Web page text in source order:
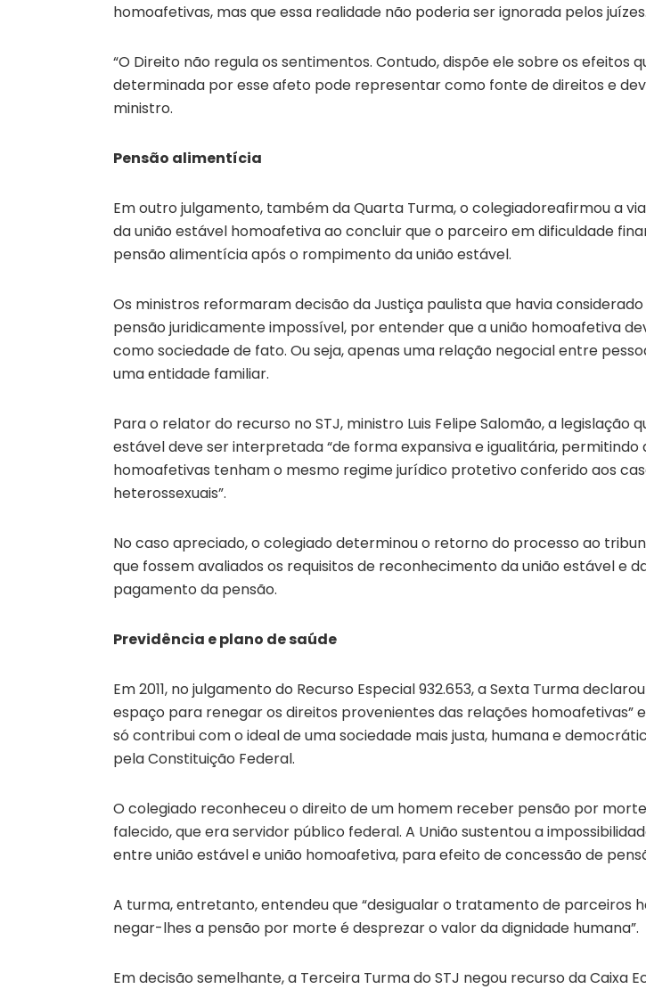
homoafetivas, mas que essa realidade não poderia ser ignorada pelos juízes.
“O Direito não regula os sentimentos. Contudo, dispõe ele sobre os efeitos
determinada por esse afeto pode representar como fonte de direitos e
ministro.
Pensão alimentícia
Em outro julgamento, também da Quarta Turma, o colegiadoreafirmou a
da união estável homoafetiva ao concluir que o parceiro em dificuldade
pensão alimentícia após o rompimento da união estável.
Os ministros reformaram decisão da Justiça paulista que havia
pensão juridicamente impossível, por entender que a união homoafetiva
como sociedade de fato. Ou seja, apenas uma relação negocial entre
uma entidade familiar.
Para o relator do recurso no STJ, ministro Luis Felipe Salomão, a legislação
estável deve ser interpretada “de forma expansiva e igualitária, permitindo
homoafetivas tenham o mesmo regime jurídico protetivo conferido aos
heterossexuais”.
No caso apreciado, o colegiado determinou o retorno do processo ao
que fossem avaliados os requisitos de reconhecimento da união estável e
pagamento da pensão.
Previdência e plano de saúde
Em 2011, no julgamento do Recurso Especial 932.653, a Sexta Turma
espaço para renegar os direitos provenientes das relações homoafetivas”
só contribui com o ideal de uma sociedade mais justa, humana e
pela Constituição Federal.
O colegiado reconheceu o direito de um homem receber pensão por
falecido, que era servidor público federal. A União sustentou a
entre união estável e união homoafetiva, para efeito de concessão de
A turma, entretanto, entendeu que “desigualar o tratamento de parceiros
negar-lhes a pensão por morte é desprezar o valor da dignidade humana”.
Em decisão semelhante, a Terceira Turma do STJ negou recurso da Caixa